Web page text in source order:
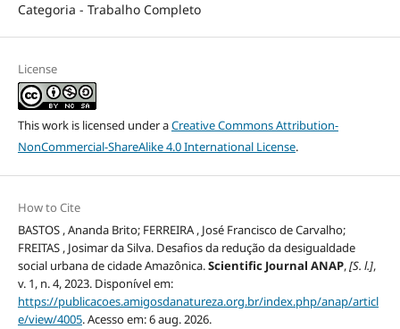
Categoria - Trabalho Completo
License
This work is licensed under aCreative Commons Attribution-
NonCommercial-ShareAlike 4.0 International License.
How to Cite
BASTOS , Ananda Brito; FERREIRA , José Francisco de Carvalho;
FREITAS , Josimar da Silva. Desafios da redução da desigualdade
social urbana de cidade Amazônica.Scientific Journal ANAP,[S. l.],
v. 1, n. 4, 2023. Disponível em:
https://publicacoes.amigosdanatureza.org.br/index.php/anap/articl
e/view/4005. Acesso em: 6 aug. 2026.